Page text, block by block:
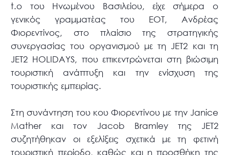
t.o του Ηνωμένου Βασιλείου, είχε σήμερα ο
γενικός γραμματέας του ΕΟΤ, Ανδρέας
Φιορεντίνος, στο πλαίσιο της στρατηγικής
συνεργασίας του οργανισμού με τη JET2 και τη
JET2 HOLIDAYS, που επικεντρώνεται στη βιώσιμη
τουριστική ανάπτυξη και την ενίσχυση της
τουριστικής εμπειρίας.
Στη συνάντηση του κου Φιορεντίνου με την Janice
Mather και τον Jacob Bramley της JET2
συζητήθηκαν οι εξελίξεις σχετικά με τη φετινή
τουριστική περίοδο, καθώς και η προσθήκη της